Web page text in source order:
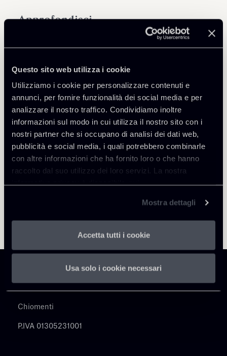
Questo sito web utilizza i cookie
Utilizziamo i cookie per personalizzare contenuti e
annunci, per fornire funzionalità dei social media e per
analizzare il nostro traffico. Condividiamo inoltre
informazioni sul modo in cui utilizza il nostro sito con i
nostri partner che si occupano di analisi dei dati web,
pubblicità e social media, i quali potrebbero combinarle
con altre informazioni che ha fornito loro o che hanno
raccolto dal suo utilizzo dei loro servizi. La nostra
informativa privacy è disponibilequi.
Mostra dettagli
Accetta tutti i cookie
Usa solo i cookie necessari
Approfondisci
International Arbitration
Torna agli Insights
Chiomenti
P.IVA 01305231001